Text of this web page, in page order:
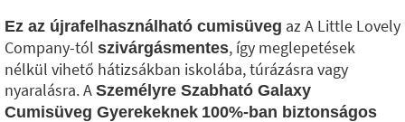
Ez az újrafelhasználható cumisüveg az A Little Lovely
Company-tól szivárgásmentes, így meglepetések
nélkül vihető hátizsákban iskolába, túrázásra vagy
nyaralásra. A Személyre Szabható Galaxy
Cumisüveg Gyerekeknek 100%-ban biztonságos